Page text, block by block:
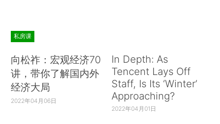
私房课
向松祚：宏观经济70
讲，带你了解国内外
经济大局
2022年04月06日
In Depth: As
Tencent Lays Off
Staff, Is Its ‘Winter’
Approaching?
2022年04月01日